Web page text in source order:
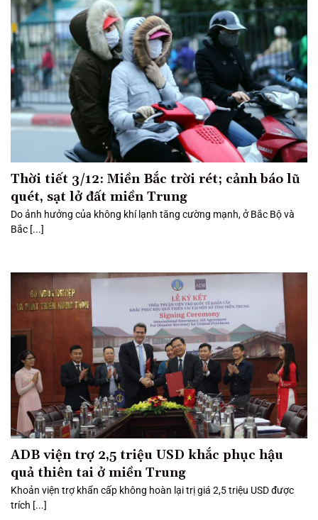
Thời tiết 3/12: Miền Bắc trời rét; cảnh báo lũ
quét, sạt lở đất miền Trung
Do ảnh hưởng của không khí lạnh tăng cường mạnh, ở Bắc Bộ và
Bắc [...]
ADB viện trợ 2,5 triệu USD khắc phục hậu
quả thiên tai ở miền Trung
Khoản viện trợ khẩn cấp không hoàn lại trị giá 2,5 triệu USD được
trích [...]